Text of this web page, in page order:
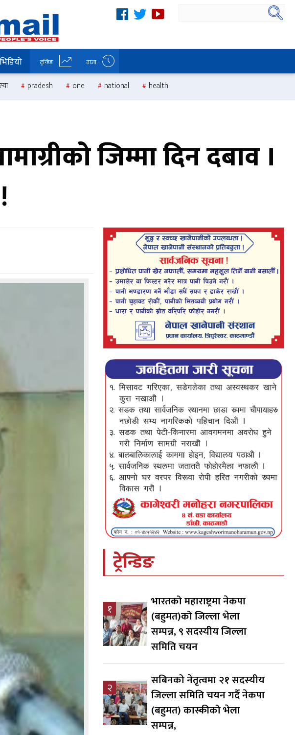
भिडियो ट्रन्डिङ ताजा
pradesh one national health
जिम्मा दिन दबाव ।
ट्रेन्डिङ
१
भारतको महाराष्ट्रमा नेकपा
(बहुमत)को जिल्ला भेला
सम्पन्न, ९ सदस्यीय जिल्ला
समिति चयन
२
सबिनको नेतृत्वमा २१ सदस्यीय
जिल्ला समिति चयन गर्दै नेकपा
(बहुमत) कास्कीको भेला
सम्पन्न,